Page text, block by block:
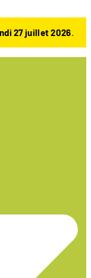
27 juillet 2026.